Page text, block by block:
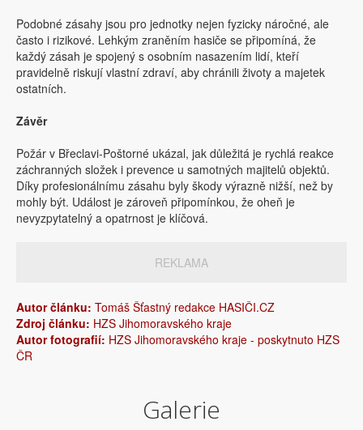
Podobné zásahy jsou pro jednotky nejen fyzicky náročné, ale
často i rizikové. Lehkým zraněním hasiče se připomíná, že
každý zásah je spojený s osobním nasazením lidí, kteří
pravidelně riskují vlastní zdraví, aby chránili životy a majetek
ostatních.
Závěr
Požár v Břeclavi-Poštorné ukázal, jak důležitá je rychlá reakce
záchranných složek i prevence u samotných majitelů objektů.
Díky profesionálnímu zásahu byly škody výrazně nižší, než by
mohly být. Událost je zároveň připomínkou, že oheň je
nevyzpytatelný a opatrnost je klíčová.
REKLAMA
Autor článku: Tomáš Šťastný redakce HASIČI.CZ
Zdroj článku: HZS Jihomoravského kraje
Autor fotografií: HZS Jihomoravského kraje - poskytnuto HZS
ČR
Galerie